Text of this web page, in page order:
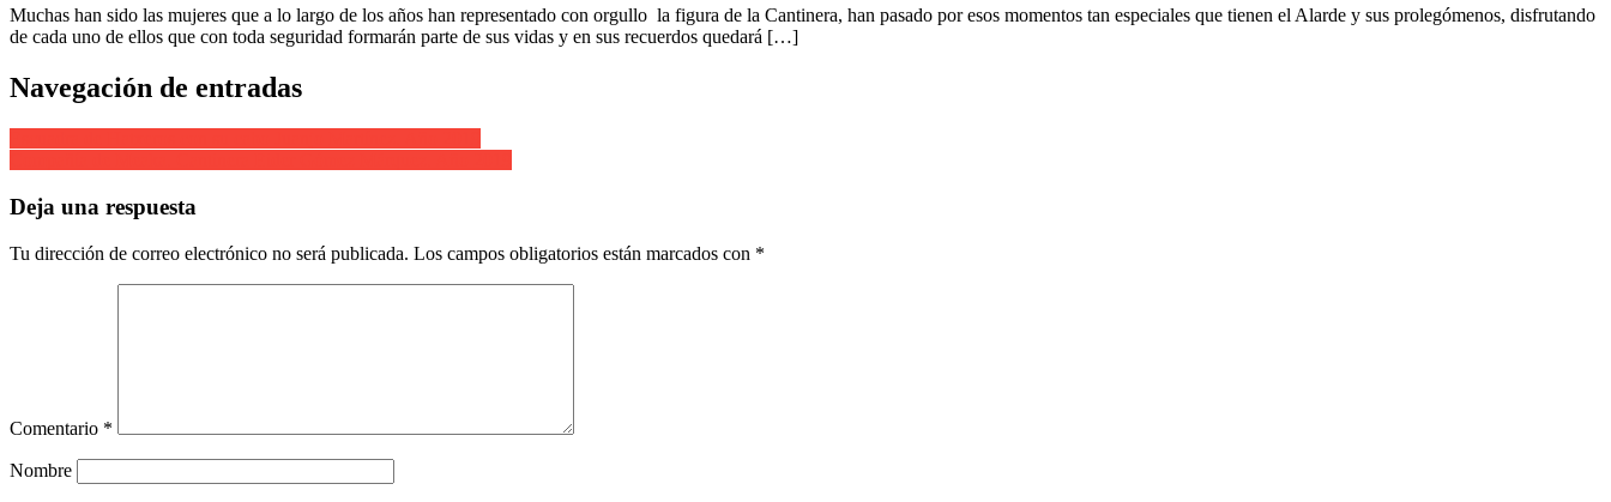
Muchas han sido las mujeres que a lo largo de los años han representado con orgullo la figura de la Cantinera, han pasado por esos momentos tan especiales que tienen el Alarde y sus prolegómenos, disfrutando
de cada uno de ellos que con toda seguridad formarán parte de sus vidas y en sus recuerdos quedará […]
Navegación de entradas
Deja una respuesta
Tu dirección de correo electrónico no será publicada. Los campos obligatorios están marcados con *
Comentario *
Nombre